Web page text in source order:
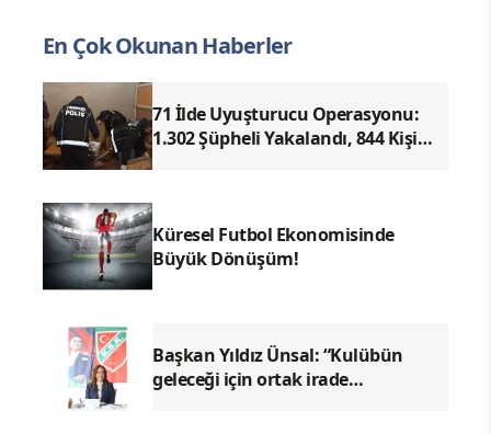
En Çok Okunan Haberler
71 İlde Uyuşturucu Operasyonu:
1.302 Şüpheli Yakalandı, 844 Kişi
Küresel Futbol Ekonomisinde
Büyük Dönüşüm!
Başkan Yıldız Ünsal: “Kulübün
geleceği için ortak irade